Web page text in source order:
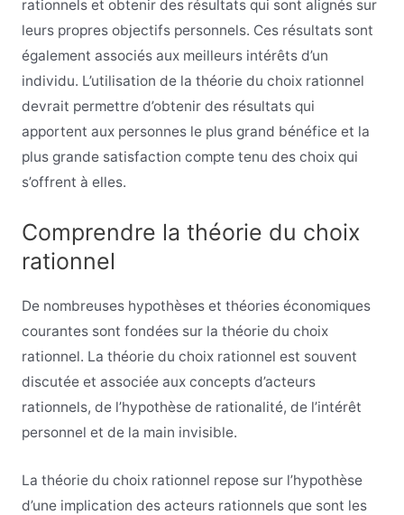
rationnels et obtenir des résultats qui sont alignés sur
leurs propres objectifs personnels. Ces résultats sont
également associés aux meilleurs intérêts d’un
individu. L’utilisation de la théorie du choix rationnel
devrait permettre d’obtenir des résultats qui
apportent aux personnes le plus grand bénéfice et la
plus grande satisfaction compte tenu des choix qui
s’offrent à elles.
Comprendre la théorie du choix
rationnel
De nombreuses hypothèses et théories économiques
courantes sont fondées sur la théorie du choix
rationnel. La théorie du choix rationnel est souvent
discutée et associée aux concepts d’acteurs
rationnels, de l’hypothèse de rationalité, de l’intérêt
personnel et de la main invisible.
La théorie du choix rationnel repose sur l’hypothèse
d’une implication des acteurs rationnels que sont les